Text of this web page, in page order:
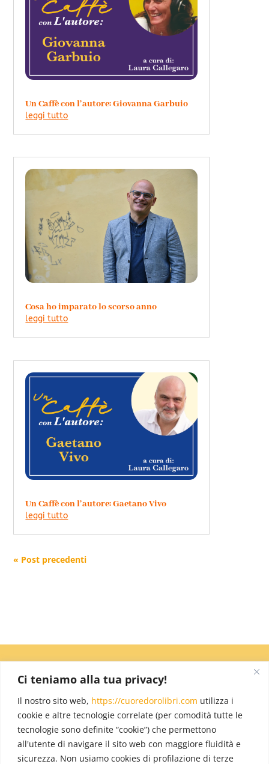
Ci teniamo alla tua privacy!
Il nostro sito web, https://cuoredorolibri.com utilizza i
cookie e altre tecnologie correlate (per comodità tutte le
tecnologie sono definite “cookie”) che permettono
all'utente di navigare il sito web con maggiore fluidità e
sicurezza. Non usiamo cookies di profilazione di terze
Un Caffè con l’autore: Giovanna Garbuio
leggi tutto
Cosa ho imparato lo scorso anno
leggi tutto
Un Caffè con l’autore: Gaetano Vivo
leggi tutto
« Post precedenti